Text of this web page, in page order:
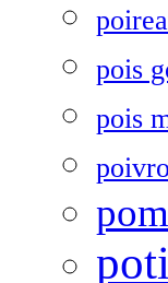
pois
pois